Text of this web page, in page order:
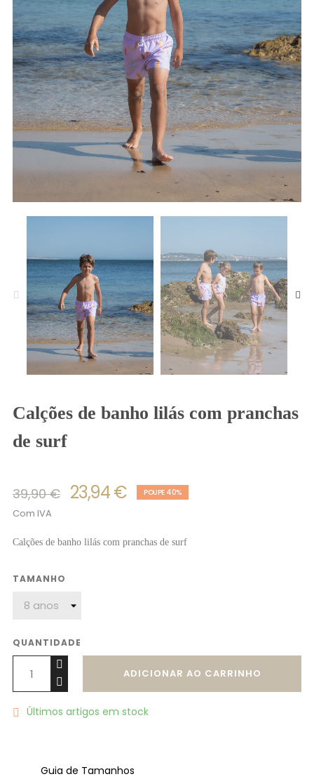
calções de banho lilás com pranchas
de surf
39,90 € 23,94 € POUPE 40%
Com IVA
Calções de banho lilás com pranchas de surf
TAMANHO
QUANTIDADE
ADICIONAR AO CARRINHO
 Últimos artigos em stock
Guia de Tamanhos